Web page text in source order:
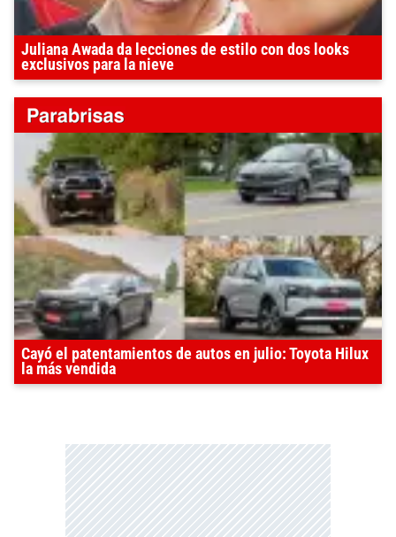
Juliana Awada da lecciones de estilo con dos looks
exclusivos para la nieve
Cayó el patentamientos de autos en julio: Toyota Hilux
la más vendida